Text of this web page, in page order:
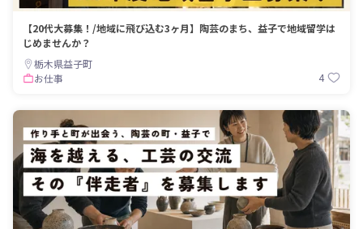
【20代大募集！/地域に飛び込む3ヶ月】陶芸のまち、益子で地域留学は
じめませんか？
栃木県益子町
お仕事
4